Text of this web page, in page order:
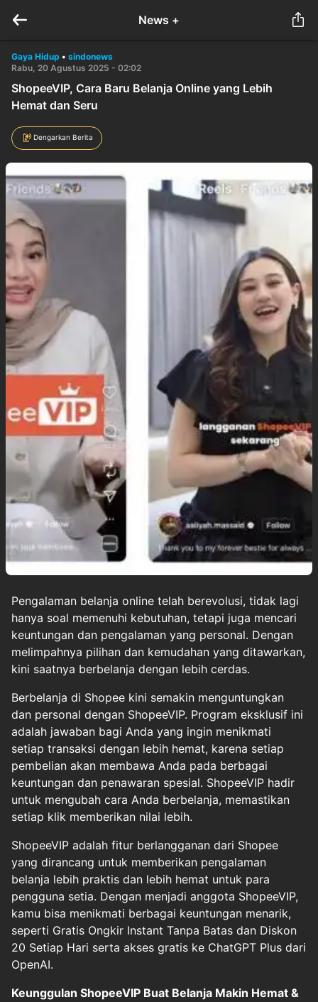
News +
Gaya Hidup • sindonews
Rabu, 20 Agustus 2025 - 02:02
ShopeeVIP, Cara Baru Belanja Online yang Lebih
Hemat dan Seru
Dengarkan Berita
Pengalaman belanja online telah berevolusi, tidak lagi
hanya soal memenuhi kebutuhan, tetapi juga mencari
keuntungan dan pengalaman yang personal. Dengan
melimpahnya pilihan dan kemudahan yang ditawarkan,
kini saatnya berbelanja dengan lebih cerdas.
Berbelanja di Shopee kini semakin menguntungkan
dan personal dengan ShopeeVIP. Program eksklusif ini
adalah jawaban bagi Anda yang ingin menikmati
setiap transaksi dengan lebih hemat, karena setiap
pembelian akan membawa Anda pada berbagai
keuntungan dan penawaran spesial. ShopeeVIP hadir
untuk mengubah cara Anda berbelanja, memastikan
setiap klik memberikan nilai lebih.
ShopeeVIP adalah fitur berlangganan dari Shopee
yang dirancang untuk memberikan pengalaman
belanja lebih praktis dan lebih hemat untuk para
pengguna setia. Dengan menjadi anggota ShopeeVIP,
kamu bisa menikmati berbagai keuntungan menarik,
seperti Gratis Ongkir Instant Tanpa Batas dan Diskon
20 Setiap Hari serta akses gratis ke ChatGPT Plus dari
OpenAI.
Keunggulan ShopeeVIP Buat Belanja Makin Hemat &